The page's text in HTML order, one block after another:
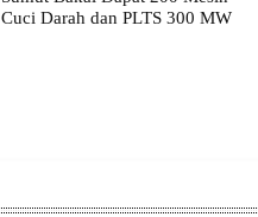
Cuci Darah dan PLTS 300 MW